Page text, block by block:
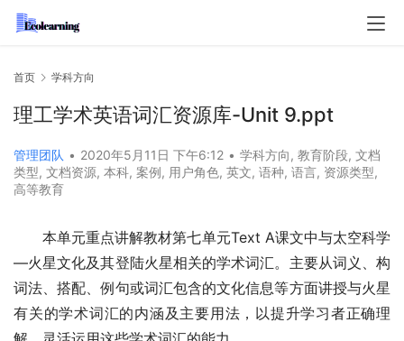
首页 学科方向
理工学术英语词汇资源库-Unit 9.ppt
管理团队 • 2020年5月11日 下午6:12 • 学科方向, 教育阶段, 文档
类型, 文档资源, 本科, 案例, 用户角色, 英文, 语种, 语言, 资源类型,
高等教育
本单元重点讲解教材第七单元Text A课文中与太空科学
—火星文化及其登陆火星相关的学术词汇。主要从词义、构
词法、搭配、例句或词汇包含的文化信息等方面讲授与火星
有关的学术词汇的内涵及主要用法，以提升学习者正确理